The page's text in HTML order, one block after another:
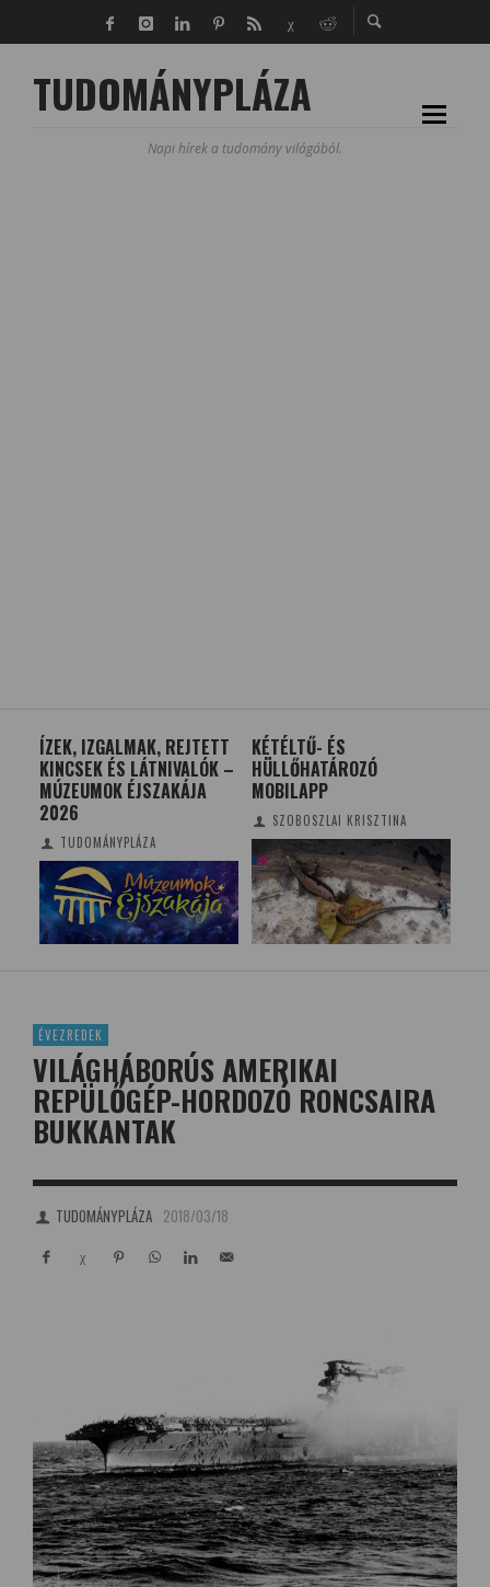
TUDOMÁNYPLÁZA
Napi hírek a tudomány világából.
ÍZEK, IZGALMAK, REJTETT
KINCSEK ÉS LÁTNIVALÓK –
MÚZEUMOK ÉJSZAKÁJA
2026
TUDOMÁNYPLÁZA
KÉTÉLTŰ- ÉS
HÜLLŐHATÁROZÓ
MOBILAPP
SZOBOSZLAI KRISZTINA
ÉVEZREDEK
VILÁGHÁBORÚS AMERIKAI
REPÜLŐGÉP-HORDOZÓ RONCSAIRA
BUKKANTAK
TUDOMÁNYPLÁZA 2018/03/18